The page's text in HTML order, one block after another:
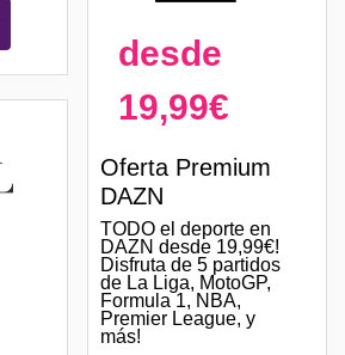
desde
19,99€
Oferta Premium
DAZN
TODO el deporte en
DAZN desde 19,99€!
Disfruta de 5 partidos
de La Liga, MotoGP,
Formula 1, NBA,
Premier League, y
más!